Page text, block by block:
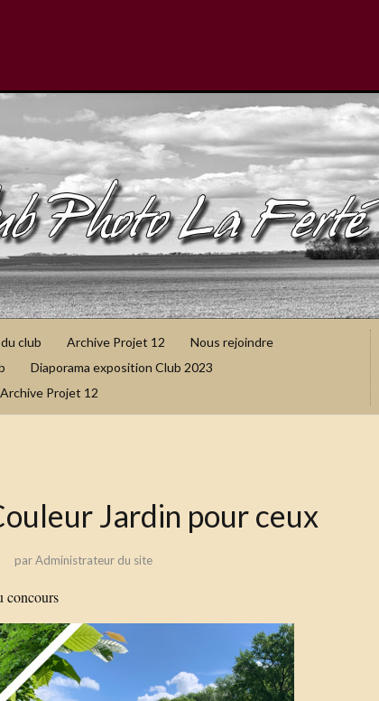
club Archive Projet 12
Nous rejoindre
Diaporama exposition Club 2023
Archive Projet 12
Jardin pour ceux
parAdministrateur du site
concours